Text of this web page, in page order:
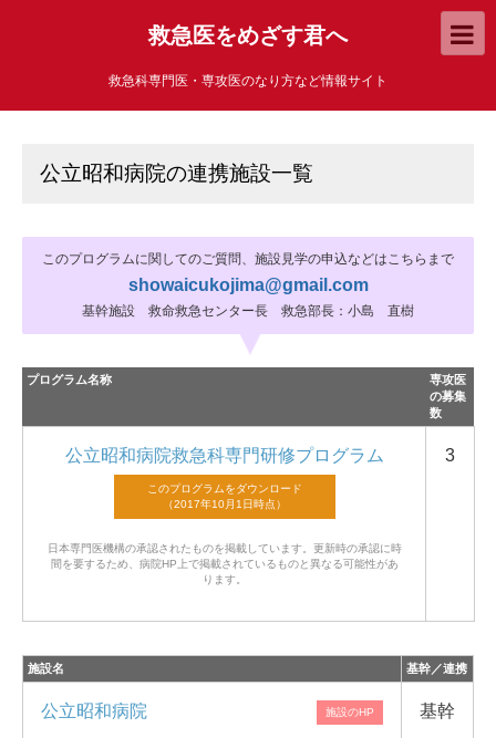
救急医をめざす君へ
救急科専門医・専攻医のなり方など情報サイト
公立昭和病院の連携施設一覧
このプログラムに関してのご質問、施設見学の申込などはこちらまで
showaicukojima@gmail.com
基幹施設 救命救急センター長 救急部長：小島 直樹
プログラム名称
専攻医
の募集
数
公立昭和病院救急科専門研修プログラム
日本専門医機構の承認されたものを掲載しています。 更新時の承認に時
間を要するため、病院HP上で掲載されているものと異なる可能性があ
ります。
3
施設名 基幹／連携
公立昭和病院 基幹